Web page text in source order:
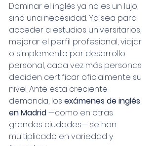
Dominar el inglés ya no es un lujo,
sino una necesidad. Ya sea para
acceder a estudios universitarios,
mejorar el perfil profesional, viajar
o simplemente por desarrollo
personal, cada vez más personas
deciden certificar oficialmente su
nivel. Ante esta creciente
demanda, los exámenes de inglés
en Madrid —como en otras
grandes ciudades— se han
multiplicado en variedad y